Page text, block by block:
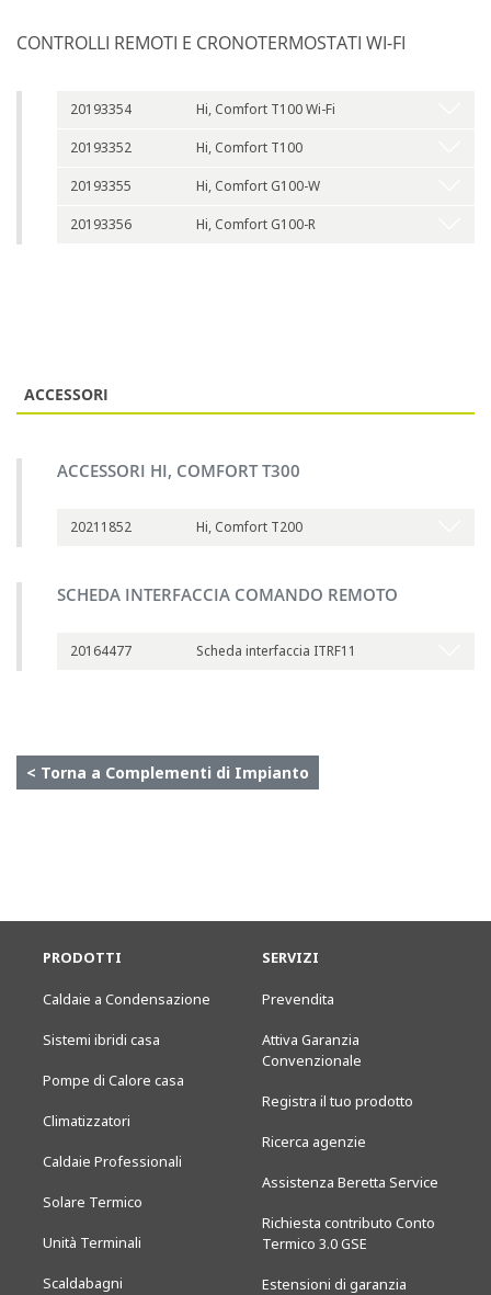
CONTROLLI REMOTI E CRONOTERMOSTATI WI-FI
20193354 Hi, Comfort T100 Wi-Fi
20193352 Hi, Comfort T100
20193355 Hi, Comfort G100-W
20193356 Hi, Comfort G100-R
ACCESSORI
ACCESSORI HI, COMFORT T300
20211852 Hi, Comfort T200
SCHEDA INTERFACCIA COMANDO REMOTO
20164477 Scheda interfaccia ITRF11
< Torna a Complementi di Impianto
PRODOTTI
Caldaie a Condensazione
Sistemi ibridi casa
Pompe di Calore casa
Climatizzatori
Caldaie Professionali
Solare Termico
Unità Terminali
Scaldabagni
SERVIZI
Prevendita
Attiva Garanzia
Convenzionale
Registra il tuo prodotto
Ricerca agenzie
Assistenza Beretta Service
Richiesta contributo Conto
Termico 3.0 GSE
Estensioni di garanzia